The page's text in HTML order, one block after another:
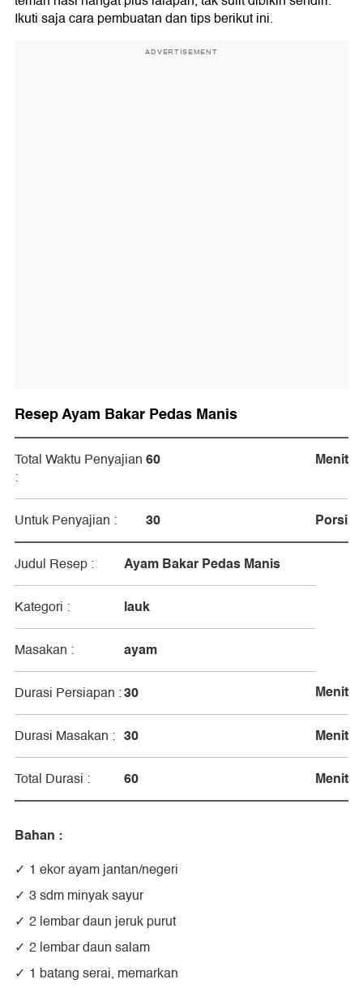
Ikuti saja cara pembuatan dan tips berikut ini.
ADVERTISEMENT
Resep Ayam Bakar Pedas Manis
Total Waktu Penyajian
:
60 Menit
Untuk Penyajian : 30 Porsi
Judul Resep : Ayam Bakar Pedas Manis
Kategori : lauk
Masakan : ayam
Durasi Persiapan :30 Menit
Durasi Masakan : 30 Menit
Total Durasi : 60 Menit
Bahan :
1 ekor ayam jantan/negeri
3 sdm minyak sayur
2 lembar daun jeruk purut
2 lembar daun salam
1 batang serai, memarkan